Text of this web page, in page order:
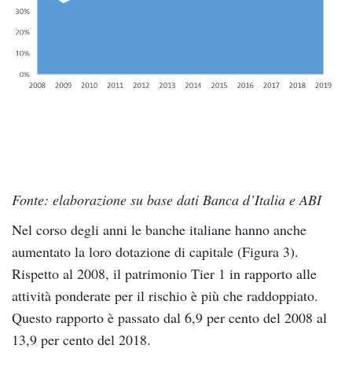
Fonte: elaborazione su base dati Banca d’Italia e ABI
Nel corso degli anni le banche italiane hanno anche
aumentato la loro dotazione di capitale (Figura 3).
Rispetto al 2008, il patrimonio Tier 1 in rapporto alle
attività ponderate per il rischio è più che raddoppiato.
Questo rapporto è passato dal 6,9 per cento del 2008 al
13,9 per cento del 2018.